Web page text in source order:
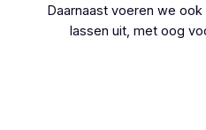
Daarnaast voeren we
lassen uit, met oog